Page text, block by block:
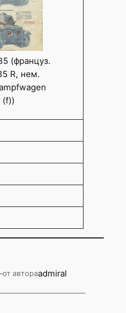
(француз.
R, нем.
(f))
от автораadmiral